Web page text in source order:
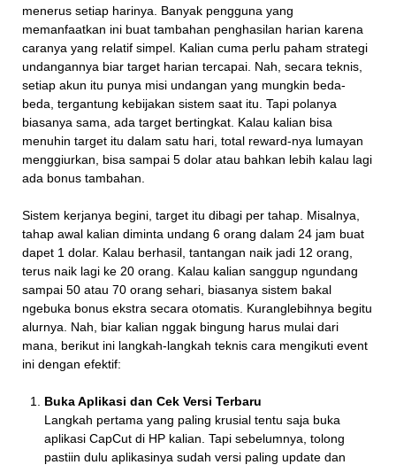
menerus setiap harinya. Banyak pengguna yang
memanfaatkan ini buat tambahan penghasilan harian karena
caranya yang relatif simpel. Kalian cuma perlu paham strategi
undangannya biar target harian tercapai. Nah, secara teknis,
setiap akun itu punya misi undangan yang mungkin beda-
beda, tergantung kebijakan sistem saat itu. Tapi polanya
biasanya sama, ada target bertingkat. Kalau kalian bisa
menuhin target itu dalam satu hari, total reward-nya lumayan
menggiurkan, bisa sampai 5 dolar atau bahkan lebih kalau lagi
ada bonus tambahan.
Sistem kerjanya begini, target itu dibagi per tahap. Misalnya,
tahap awal kalian diminta undang 6 orang dalam 24 jam buat
dapet 1 dolar. Kalau berhasil, tantangan naik jadi 12 orang,
terus naik lagi ke 20 orang. Kalau kalian sanggup ngundang
sampai 50 atau 70 orang sehari, biasanya sistem bakal
ngebuka bonus ekstra secara otomatis. Kuranglebihnya begitu
alurnya. Nah, biar kalian nggak bingung harus mulai dari
mana, berikut ini langkah-langkah teknis cara mengikuti event
ini dengan efektif:
Buka Aplikasi dan Cek Versi Terbaru
Langkah pertama yang paling krusial tentu saja buka
aplikasi CapCut di HP kalian. Tapi sebelumnya, tolong
pastiin dulu aplikasinya sudah versi paling update dan